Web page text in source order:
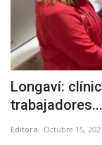
Longaví:
trabajadores...
Editora Octubre 15,